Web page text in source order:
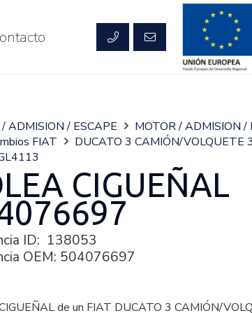
ADMISION / ESCAPE
MOTOR / ADMISION /
FIAT
DUCATO 3 CAMIÓN/VOLQUETE
CIGUEÑAL
ID: 138053
OEM: 504076697
de un FIAT DUCATO 3 CAMIÓN/